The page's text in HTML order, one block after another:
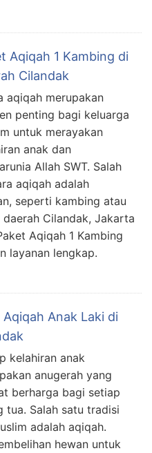
Aqiqah 1 Kambing di
Cilandak
aqiqah merupakan
penting bagi keluarga
untuk merayakan
anak dan
Allah SWT. Salah
aqiqah adalah
seperti kambing atau
Cilandak, Jakarta
Aqiqah 1 Kambing
layanan lengkap.
Aqiqah Anak Laki di
kelahiran anak
anugerah yang
berharga bagi setiap
tua. Salah satu tradisi
adalah aqiqah.
hewan untuk